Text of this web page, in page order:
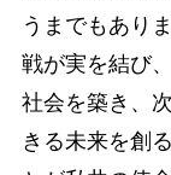
うまでもあり
戦が実を結び
社会を築き、
きる未来を創